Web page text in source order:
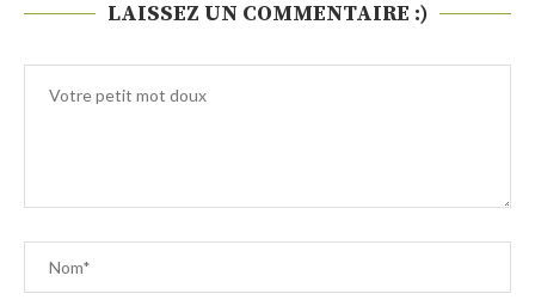
LAISSEZ UN COMMENTAIRE :)